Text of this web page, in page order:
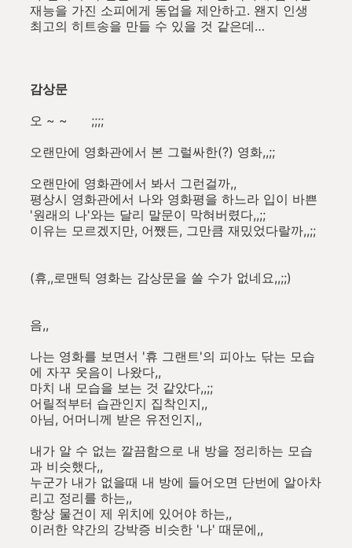
재능을 가진 소피에게 동업을 제안하고. 왠지 인생
최고의 히트송을 만들 수 있을 것 같은데…
감상문
오 ~ ~ ;;;;
오랜만에 영화관에서 본 그럴싸한(?) 영화,,;;
오랜만에 영화관에서 봐서 그런걸까,,
평상시 영화관에서 나와 영화평을 하느라 입이 바쁜
'원래의 나'와는 달리 말문이 막혀버렸다,,;;
이유는 모르겠지만, 어쨌든, 그만큼 재밌었다랄까,,;;
(휴,,로맨틱 영화는 감상문을 쓸 수가 없네요,,;;)
음,,
나는 영화를 보면서 '휴 그랜트'의 피아노 닦는 모습
에 자꾸 웃음이 나왔다,,
마치 내 모습을 보는 것 같았다,,;;
어릴적부터 습관인지 집착인지,,
아님, 어머니께 받은 유전인지,,
내가 알 수 없는 깔끔함으로 내 방을 정리하는 모습
과 비슷했다,,
누군가 내가 없을때 내 방에 들어오면 단번에 알아차
리고 정리를 하는,,
항상 물건이 제 위치에 있어야 하는,,
이러한 약간의 강박증 비슷한 '나' 때문에,,